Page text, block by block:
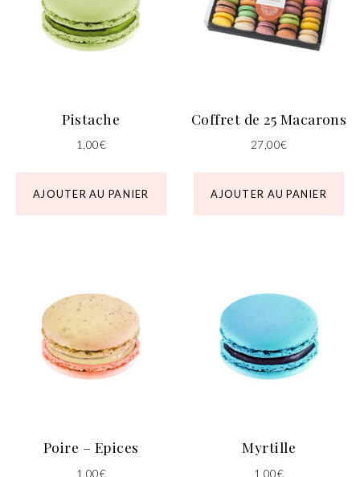
Pistache
1,00€
AJOUTER AU PANIER
Coffret de 25 Macarons
27,00€
AJOUTER AU PANIER
Poire – Epices
1,00€
Myrtille
1,00€